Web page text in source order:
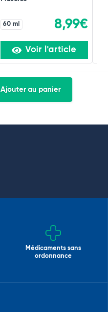
60 ml 8,99€
Voir l'article
Ajouter au panier
Médicaments sans
ordonnance